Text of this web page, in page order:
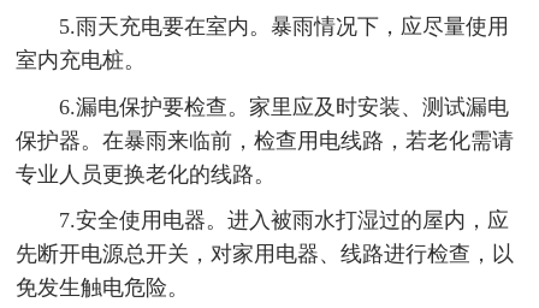
5.雨天充电要在室内。暴雨情况下，应尽量使用
室内充电桩。
6.漏电保护要检查。家里应及时安装、测试漏电
保护器。在暴雨来临前，检查用电线路，若老化需请
专业人员更换老化的线路。
7.安全使用电器。进入被雨水打湿过的屋内，应
先断开电源总开关，对家用电器、线路进行检查，以
免发生触电危险。